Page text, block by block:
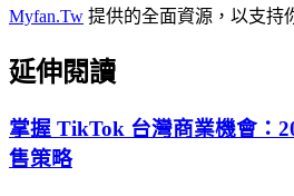
Myfan.Tw 提供的全面資源，以支持
延伸閱讀
掌握 TikTok 台灣商業機會：
售策略